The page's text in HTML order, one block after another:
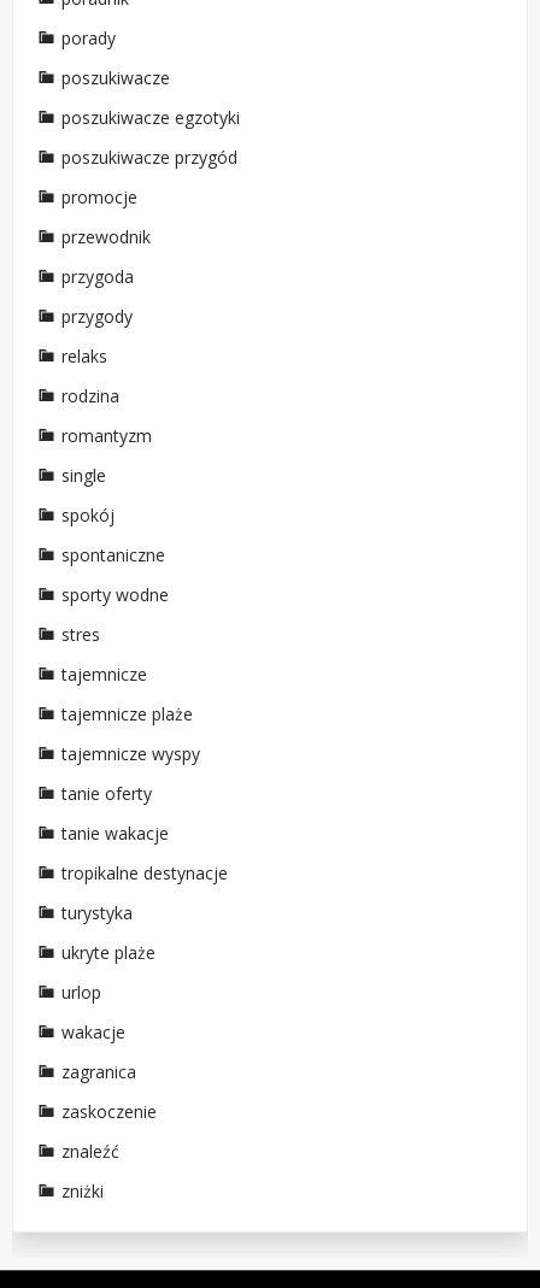
porady
poszukiwacze
poszukiwacze egzotyki
poszukiwacze przygód
promocje
przewodnik
przygoda
przygody
relaks
rodzina
romantyzm
single
spokój
spontaniczne
sporty wodne
stres
tajemnicze
tajemnicze plaże
tajemnicze wyspy
tanie oferty
tanie wakacje
tropikalne destynacje
turystyka
ukryte plaże
urlop
wakacje
zagranica
zaskoczenie
znaleźć
zniżki